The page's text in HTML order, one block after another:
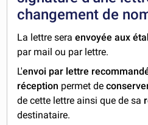
changement de
La lettre sera envoyée aux
par mail ou par lettre.
L'envoi par lettre
réception permet de
de cette lettre ainsi que de sa
destinataire.